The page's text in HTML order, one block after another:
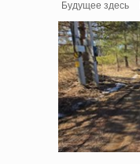
Будущее здесь